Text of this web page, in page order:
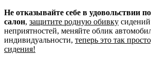
Не отказывайте себе в удовольствии
салон, защитите родную обивку
неприятностей, меняйте облик
индивидуальности, теперь это так
сидения!